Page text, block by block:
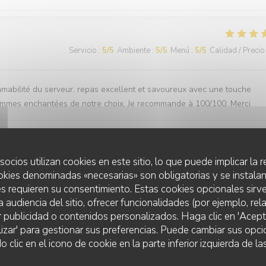
utilizan cookies en este sitio, lo que puede implicar la
denominadas «necesarias» son obligatorias y se
requieren su consentimiento. Estas cookies opcionales
audiencia del sitio, ofrecer funcionalidades (por ejemplo,
publicidad o contenidos personalizados. Haga clic en
para gestionar sus preferencias. Puede cambiar sus
clic en el icono de cookie en la parte inferior izquierda de
Servicio : 5/5 Ambiente : 5/5 Menú : 5/5 Calidad / Precio
du serveur, repas excellent et savoureux avec une touche
enchantées de notre choix. Je recommande à 100/100. Merci
Servicio :5/5 Ambiente 5/5 Menú: 5/5 Calidad / Precio
The service is great and we always feel welcomed. Anytime